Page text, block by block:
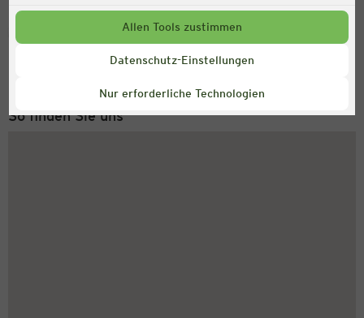
Allen Tools zustimmen
Datenschutz-Einstellungen
Nur erforderliche Technologien
Service Hotline
+49 (0) 2546 / 98 999 98
So finden Sie uns